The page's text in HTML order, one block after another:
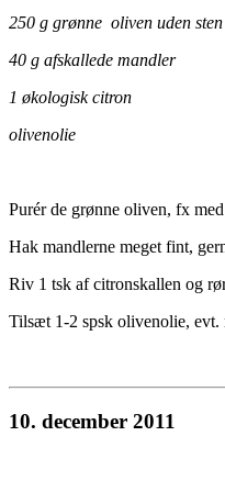
250 g grønne oliven uden sten
40 g afskallede mandler
1 økologisk citron
olivenolie
Purér de grønne oliven, fx
Hak mandlerne meget fint,
Riv 1 tsk af citronskallen og
Tilsæt 1-2 spsk olivenolie, evt.
10. december 2011